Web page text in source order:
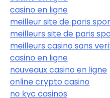
casino en ligne
meilleur site de paris
meilleurs site de paris
meilleurs casino sans
casino en ligne
nouveaux casino en ligne
online crypto casino
no kyc casinos